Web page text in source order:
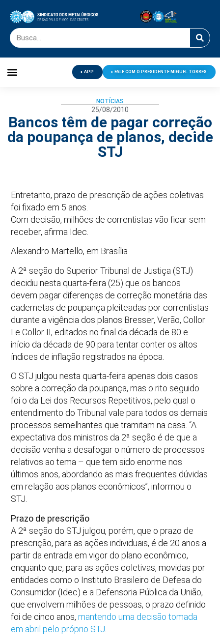
APP FALE COM O PRESIDENTE MIGUEL TORRES
NOTÍCIAS
25/08/2010
Bancos têm de pagar correção
da poupança de planos, decide
STJ
Entretanto, prazo de prescrição de ações coletivas
foi fixado em 5 anos.
Com decisão, milhões de correntistas vão ficar sem
receber, afirma Idec.
Alexandro Martello, em Brasília
A 2ª seção do Superior Tribunal de Justiça (STJ)
decidiu nesta quarta-feira (25) que os bancos
devem pagar diferenças de correção monetária das
cadernetas de poupança pleiteadas por correntistas
durante a vigência dos planos Bresser, Verão, Collor
I e Collor II, editados no final da década de 80 e
início da década de 90 para tentar conter os altos
índices de inflação registrados na época.
O STJ julgou nesta quarta-feira apenas dois casos
sobre a correção da poupança, mas o rito seguido
foi o da Lei dos Recursos Repetitivos, pelo qual o
entendimento do Tribunal vale para todos os demais
processos semelhantes que tramitam na casa. “A
expectativa dos ministros da 2ª seção é de que a
decisão venha a desafogar o número de processos
relativos ao tema – que tem sido enorme nos
últimos anos, abordando as mais frequentes dúvidas
em relação aos planos econômicos”, informou o
STJ.
Prazo de prescrição
A 2ª seção do STJ julgou, porém, que o prazo de
prescrição, para as ações individuais, é de 20 anos a
partir da entrada em vigor do plano econômico,
enquanto que, para as ações coletivas, movidas por
entidades como o Instituto Brasileiro de Defesa do
Consumidor (Idec) e a Defensoria Pública da União,
que envolvem milhões de pessoas, o prazo definido
foi de cinco anos,mantendo uma decisão tomada
em abril pelo próprio STJ